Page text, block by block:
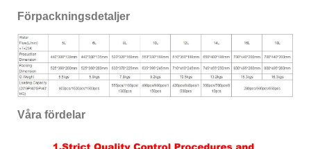
Förpackningsdetaljer
Våra fördelar